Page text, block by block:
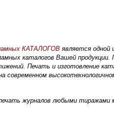
КАТАЛОГОВ является одной
каталогов Вашей
Печать и изготовление
современном
журналов любыми тиражами